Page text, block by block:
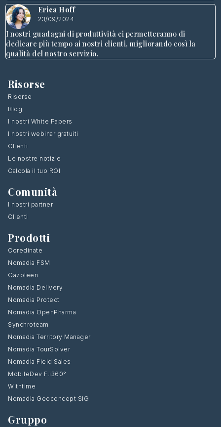
Erica Hoff
23/09/2024
I nostri guadagni di produttività ci permetteranno di
dedicare più tempo ai nostri clienti, migliorando così la
qualità del nostro servizio.
Risorse
Risorse
Blog
I nostri White Papers
I nostri webinar gratuiti
Clienti
Le nostre notizie
Calcola il tuo ROI
Comunità
I nostri partner
Clienti
Prodotti
Coredinate
Nomadia FSM
Gazoleen
Nomadia Delivery
Nomadia Protect
Nomadia OpenPharma
Synchroteam
Nomadia Territory Manager
Nomadia TourSolver
Nomadia Field Sales
MobileDev F.i360°
Withtime
Nomadia Geoconcept SIG
Gruppo